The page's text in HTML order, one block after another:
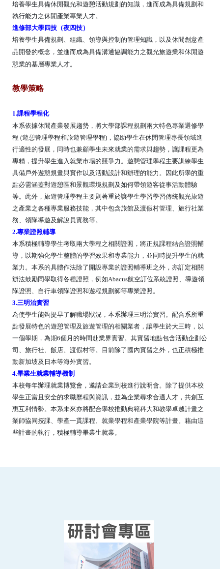
培養學生具備休閒觀光和遊憩活動規劃的知識， 進而成為具備規劃和
執行能力之休閒產業專業人才。
進修部大學四技（夜四技）
培養學生具備規劃、組織、領導與控制的管理知識，以及休閒創意產
品開發的概念，並進而成為具備溝通協調能力之觀光旅遊業和休閒遊
憩業的基層專業人才。
教學策略
1.課程學程化
本系依據休閒產業發展趨勢，將大學部課程規劃兩大特色專業選修學
程 (遊憩管理學程和旅遊管理學程) ， 協助學生在休閒管理專長領域進
行適性的發展，同時也兼顧學生未來就業的需求與趨勢， 讓課程更為
專精，提升學生進入就業市場的競爭力。 遊憩管理學程主要訓練學生
具備戶外遊憩規畫與實作以及活動設計和辦理的能力。因此所學的重
點必需涵蓋對遊憩區和景觀環境規劃及如何帶領遊客從事活動體驗
等。此外，旅遊管理學程主要則著重於讓學生學習學習傳統觀光旅遊
之產業之各種專業服務技能，其中包含旅館及渡假村管理、旅行社業
務、領隊導遊及解說員實務等。
2.專業證照輔導
本系積極輔導學生考取兩大學程之相關證照，將正規課程結合證照輔
導，以期強化學生整體的學習效果和專業能力，並同時提升學生的就
業力。本系的具體作法除了開設專業的證照輔導班之外，亦訂定相關
辦法鼓勵同學取得各種證照，例如Abacus航空訂位系統證照、導遊領
隊證照、自行車領隊證照和遊程規劃師等專業證照。
3.三明治實習
為使學生能夠提早了解職場狀況，本系辦理三明治實習。配合系所重
點發展特色的遊憩管理及旅遊管理的相關業者，讓學生於大三時，以
一個學期，為期6個月的時間赴業界實習。其實習地點包含活動企劃公
司、旅行社、飯店、渡假村等。目前除了國內實習之外，也正積極推
動新加坡及日本等海外實習。
4.畢業生就業輔導機制
本校每年辦理就業博覽會，邀請企業到校進行說明會。除了提供本校
學生正當且安全的求職歷程與資訊，並為企業尋求合適人才，共創互
惠互利情勢。本系未來亦將配合學校推動典範科大和教學卓越計畫之
業師協同授課、學產一貫課程、就業學程和產業學院等計畫。藉由這
些計畫的執行，積極輔導畢業生就業。